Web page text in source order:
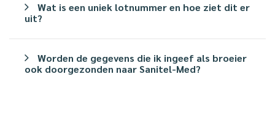
Wat is een uniek lotnummer en hoe ziet dit er
uit?
Worden de gegevens die ik ingeef als broeier
ook doorgezonden naar Sanitel-Med?